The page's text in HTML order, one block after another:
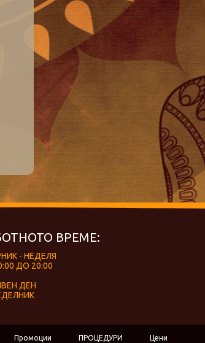
ВРЕМЕ:
- НЕДЕЛЯ
ДО 20:00
ДЕН
Промоции ПРОЦЕДУРИ Цени